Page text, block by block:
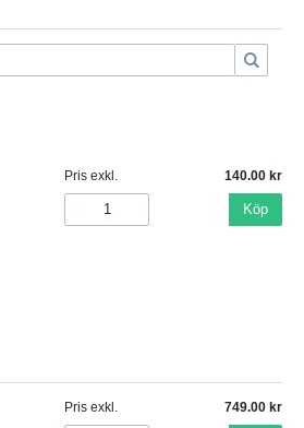
Pris exkl. 140.00
Köp
Pris exkl. 749.00